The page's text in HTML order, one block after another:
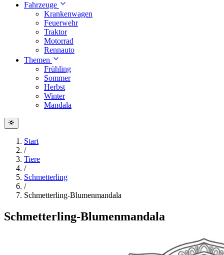
Fahrzeuge
Krankenwagen
Feuerwehr
Traktor
Motorrad
Rennauto
Themen
Frühling
Sommer
Herbst
Winter
Mandala
Start
/
Tiere
/
Schmetterling
/
Schmetterling-Blumenmandala
Schmetterling-Blumenmandala